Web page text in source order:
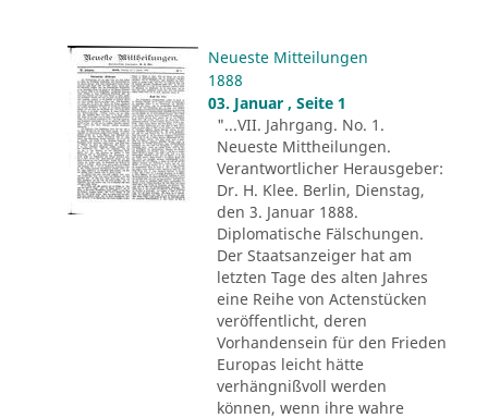
Neueste Mitteilungen
1888
03. Januar , Seite 1
"...VII. Jahrgang. No. 1.
Neueste Mittheilungen.
Verantwortlicher Herausgeber:
Dr. H. Klee. Berlin, Dienstag,
den 3. Januar 1888.
Diplomatische Fälschungen.
Der Staatsanzeiger hat am
letzten Tage des alten Jahres
eine Reihe von Actenstücken
veröffentlicht, deren
Vorhandensein für den Frieden
Europas leicht hätte
verhängnißvoll werden
können, wenn ihre wahre